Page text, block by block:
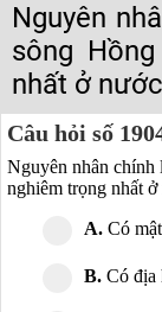
Nguyên
sông
nhất ở
Câu hỏi số
Nguyên nhân chính
nghiêm trọng nhất ở
A. Có
B. Có địa